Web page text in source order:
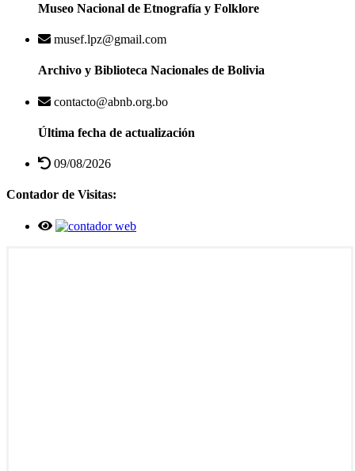
Museo Nacional de Etnografía y Folklore
musef.lpz@gmail.com
Archivo y Biblioteca Nacionales de Bolivia
contacto@abnb.org.bo
Última fecha de actualización
09/08/2026
Contador de Visitas: